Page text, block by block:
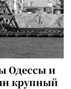
Одессы и
крупный